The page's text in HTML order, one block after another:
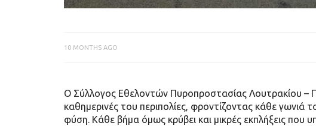
10 MONTHS AGO
Ο Σύλλογος Εθελοντών Πυροπροστασίας Λουτρακίου –
καθημερινές του περιπολίες, φροντίζοντας κάθε
φύση. Κάθε βήμα όμως κρύβει και μικρές εκπλήξεις που